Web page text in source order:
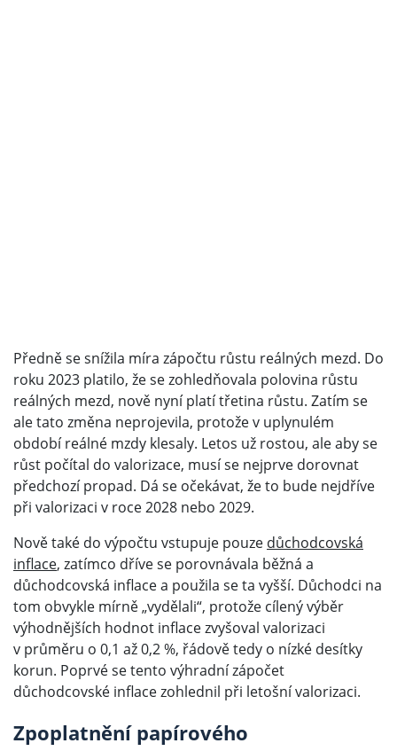
Předně se snížila míra zápočtu růstu reálných mezd. Do
roku 2023 platilo, že se zohledňovala polovina růstu
reálných mezd, nově nyní platí třetina růstu. Zatím se
ale tato změna neprojevila, protože v uplynulém
období reálné mzdy klesaly. Letos už rostou, ale aby se
růst počítal do valorizace, musí se nejprve dorovnat
předchozí propad. Dá se očekávat, že to bude nejdříve
při valorizaci v roce 2028 nebo 2029.
Nově také do výpočtu vstupuje pouze důchodcovská
inflace, zatímco dříve se porovnávala běžná a
důchodcovská inflace a použila se ta vyšší. Důchodci na
tom obvykle mírně „vydělali“, protože cílený výběr
výhodnějších hodnot inflace zvyšoval valorizaci
v průměru o 0,1 až 0,2 %, řádově tedy o nízké desítky
korun. Poprvé se tento výhradní zápočet
důchodcovské inflace zohlednil při letošní valorizaci.
Zpoplatnění papírového